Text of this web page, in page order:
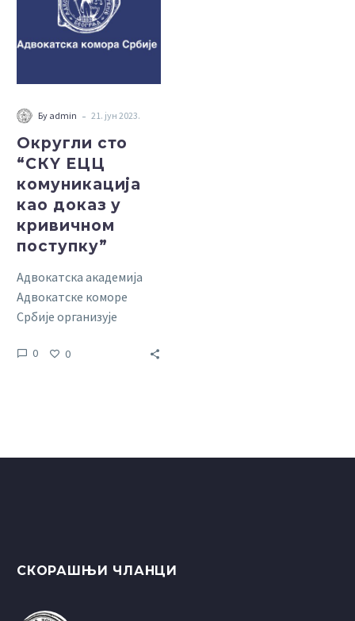
ЕЦЦ
комуникација
као
у
Бy admin - 21. јун 2023.
Округли сто
“СКY ЕЦЦ
комуникација
као доказ у
кривичном
поступку”
Адвокатска академија
Адвокатске коморе
Србије организује
“СКY ЕЦЦ комуникација
0 0
СКОРАШЊИ ЧЛАНЦИ